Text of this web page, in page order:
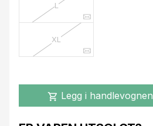
L
XL
shopping_cart Legg i handlevognen